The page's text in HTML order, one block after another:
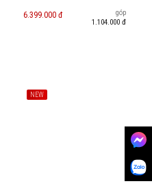
6.399.000 đ
Trả góp
1.104.000 đ
NEW